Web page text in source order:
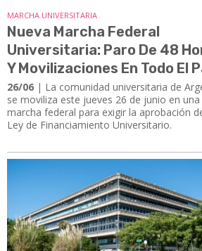
MARCHA UNIVERSITARIA
Nueva Marcha Federal
Universitaria: Paro De 48
Y Movilizaciones En Todo El
26/06 | La comunidad universitaria de
se moviliza este jueves 26 de junio en una
marcha federal para exigir la aprobación
Ley de Financiamiento Universitario.